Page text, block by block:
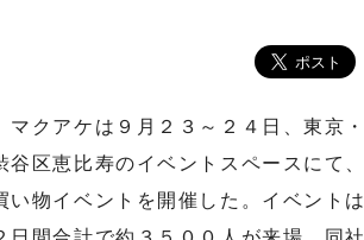
マクアケは９月２３～２４日、東京・
谷区恵比寿のイベントスペースにて、
い物イベントを開催した。イベントは